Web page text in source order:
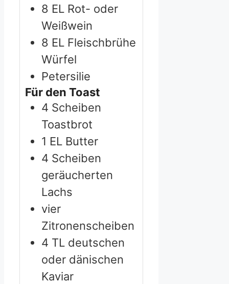
8 EL Rot- oder
Weißwein
8 EL Fleischbrühe
Würfel
Petersilie
Für den Toast
4 Scheiben
Toastbrot
1 EL Butter
4 Scheiben
geräucherten
Lachs
vier
Zitronenscheiben
4 TL deutschen
oder dänischen
Kaviar